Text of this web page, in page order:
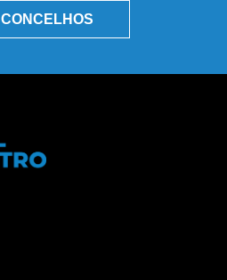
CONCELHOS